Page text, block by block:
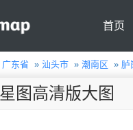
首页
广东省 » 汕头市» 潮南区 » 胪
图高清版大图